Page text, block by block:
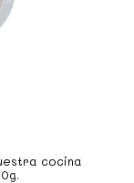
cocina